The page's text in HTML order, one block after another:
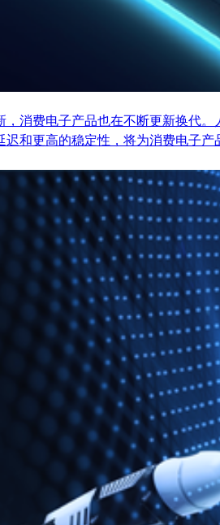
消费电子产品也在不断更新换代
和更高的稳定性，将为消费电子